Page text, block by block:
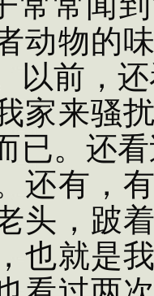
动物的
以前，
家来骚
已。还
还有，
头，跛
也就是